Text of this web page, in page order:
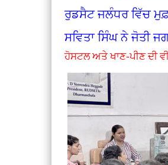
ਰੁਡਸੈਟ ਜਲੰਧਰ ਵਿੱਚ
ਸਵਿਤਾ ਸਿੰਘ ਨੇ ਜੋਤੀ
ਹੋਸਟਲ ਅਤੇ ਖਾਣ-ਪੀਣ ਦੀ